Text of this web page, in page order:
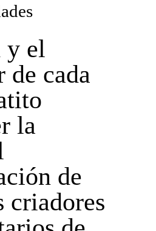
y el
de cada
la
de
criadores